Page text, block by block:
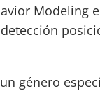
Modeling
género